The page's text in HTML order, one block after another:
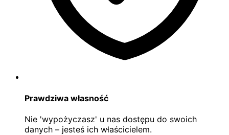
Prawdziwa własność
Nie 'wypożyczasz' u nas dostępu do swoich
danych – jesteś ich właścicielem.